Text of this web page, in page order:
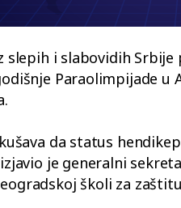
slepih i slabovidih
Paraolimpijade
da status
je generalni
školi za